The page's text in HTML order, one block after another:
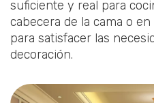
suficiente y real para
cabecera de la cama o
para satisfacer las
decoración.